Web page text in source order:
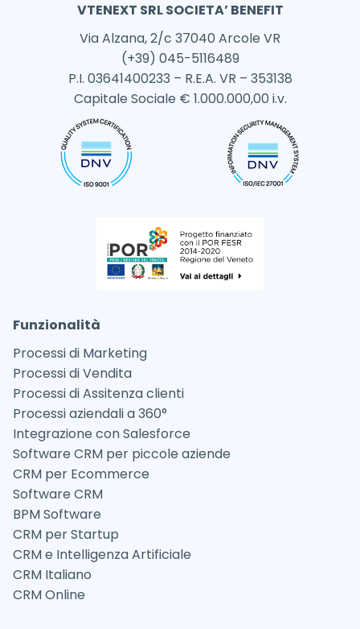
VTENEXT SRL SOCIETA’ BENEFIT
Via Alzana, 2/c 37040 Arcole VR
(+39) 045-5116489
P.I. 03641400233 – R.E.A. VR – 353138
Capitale Sociale € 1.000.000,00 i.v.
Funzionalità
Processi di Marketing
Processi di Vendita
Processi di Assitenza clienti
Processi aziendali a 360°
Integrazione con Salesforce
Software CRM per piccole aziende
CRM per Ecommerce
Software CRM
BPM Software
CRM per Startup
CRM e Intelligenza Artificiale
CRM Italiano
CRM Online